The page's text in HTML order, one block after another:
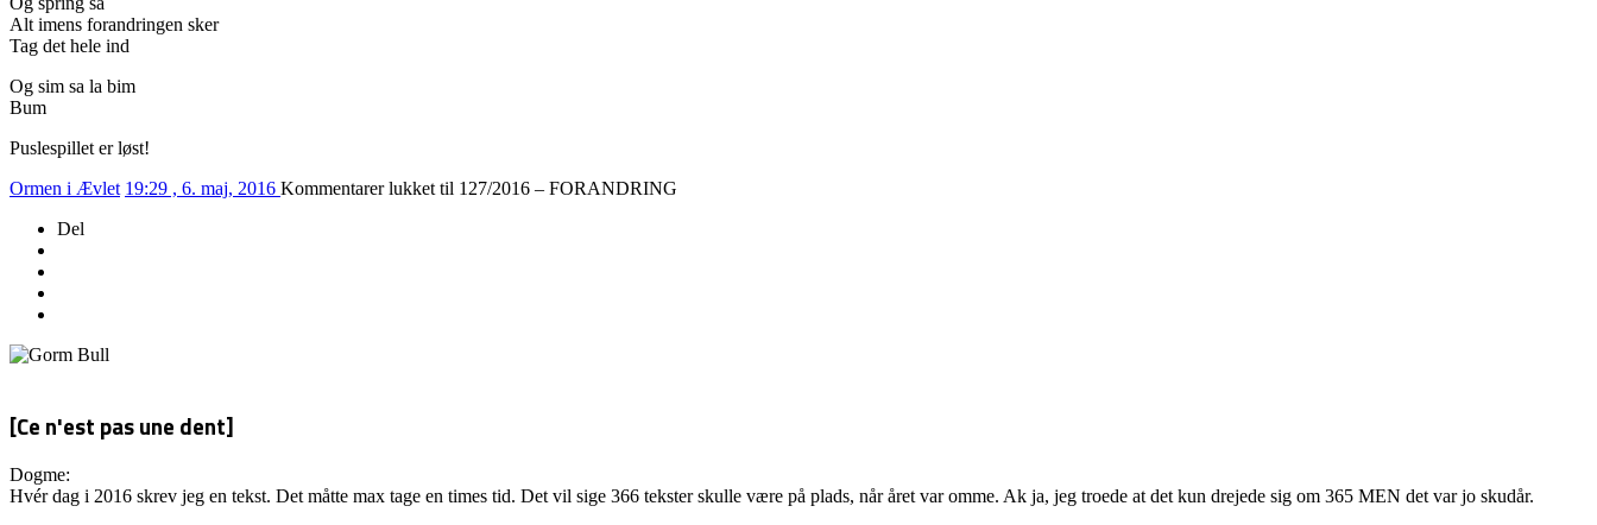
Alt imens forandringen sker
Tag det hele ind
Og sim sa la bim
Bum
Puslespillet er løst!
Ormen i Ævlet 19:29 , 6. maj, 2016 Kommentarer lukket til 127/2016 – FORANDRING
Del
[Ce n'est pas une dent]
Dogme:
Hvér dag i 2016 skrev jeg en tekst. Det måtte max tage en times tid. Det vil sige 366 tekster skulle være på plads, når året var omme. Ak ja, jeg troede at det kun drejede sig om 365 MEN det var jo skudår.